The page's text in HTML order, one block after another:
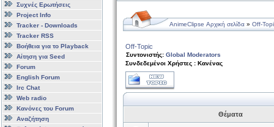
Συχνές Ερωτήσεις
Project Info
Tracker - Downloads
Tracker RSS
Βοήθεια για το Playback
Αίτηση για Seed
Forum
English Forum
Irc Chat
Web radio
Κανόνες του Forum
Αναζήτηση
AnimeClipse Αρχική σελίδα » Off-
Off-Topic
Συντονιστής: Global Moderators
Συνδεδεμένοι Χρήστες : Κανένας
Θέματα